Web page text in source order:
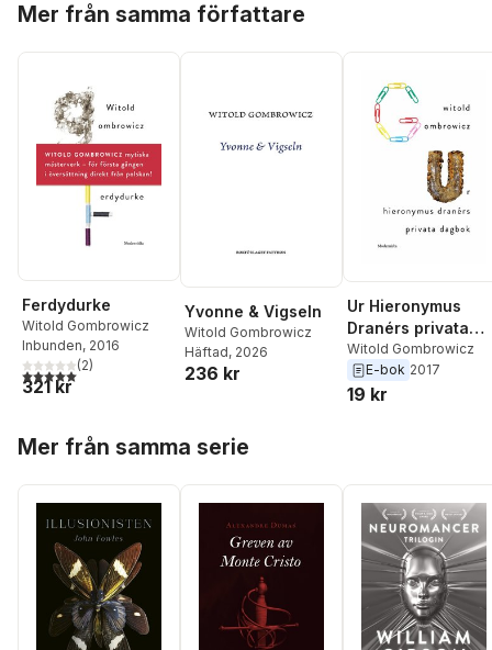
Mer från samma författare
Ferdydurke
Witold Gombrowicz
Inbunden, 2016
5,0utav 5 stjärnor. Totalt antal röster:
(2)
321 kr
Yvonne & Vigseln
Witold Gombrowicz
Häftad, 2026
236 kr
Ur Hieronymus
Dranérs privata
dagbok
Witold Gombrowicz
E-bok 2017
19 kr
Mer från samma serie